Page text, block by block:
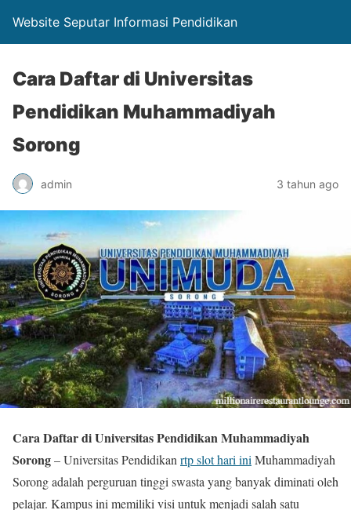
Website Seputar Informasi Pendidikan
Cara Daftar di Universitas
Pendidikan Muhammadiyah
Sorong
admin 3 tahun ago
Cara Daftar di Universitas Pendidikan Muhammadiyah
Sorong– Universitas Pendidikan rtp slot hari ini Muhammadiyah
Sorong adalah perguruan tinggi swasta yang banyak diminati oleh
pelajar. Kampus ini memiliki visi untuk menjadi salah satu